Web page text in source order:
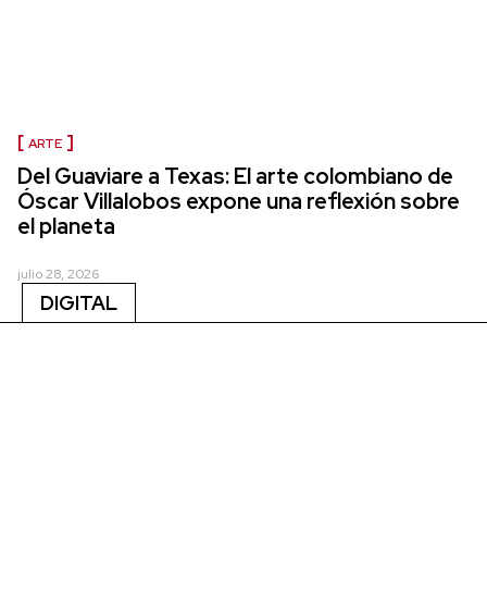
ARTE
Del Guaviare a Texas: El arte colombiano de
Óscar Villalobos expone una reflexión sobre
el planeta
julio 28, 2026
DIGITAL